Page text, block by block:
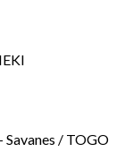
Savanes / TOGO